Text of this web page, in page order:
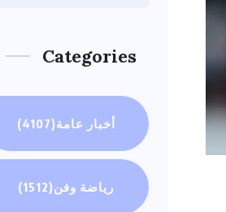
Categories
أخبار عامة(4107)
رياضة وفن(1512)